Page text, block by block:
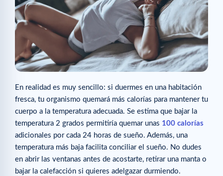
En realidad es muy sencillo: si duermes en una habitación
fresca, tu organismo quemará más calorías para mantener tu
cuerpo a la temperatura adecuada. Se estima que bajar la
temperatura 2 grados permitiría quemar unas 100 calorías
adicionales por cada 24 horas de sueño. Además, una
temperatura más baja facilita conciliar el sueño. No dudes
en abrir las ventanas antes de acostarte, retirar una manta o
bajar la calefacción si quieres adelgazar durmiendo.